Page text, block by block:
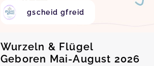
gscheid gfreid
Wurzeln & Flügel
Geboren Mai-August 2026